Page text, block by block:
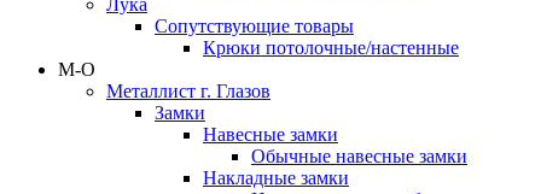
Лука
Сопутствующие товары
Крюки потолочные/настенные
М-О
Металлист г. Глазов
Замки
Навесные замки
Обычные навесные замки
Накладные замки